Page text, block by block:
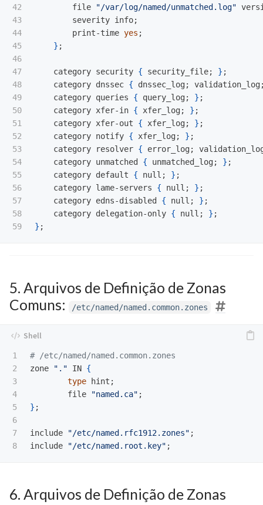
42
43
44
45
46
47
48
49
50
51
52
53
54
55
56
57
58
        file
"/var/log/named/unmatched.log"
        severity info
;
        print-time
yes ;
} ;
    category security
{ security_file; } ;
    category dnssec
{ dnssec_log; validation_log
    category queries
{ query_log; } ;
    category xfer-in
{ xfer_log; } ;
    category xfer-out
{ xfer_log; } ;
    category notify
{ xfer_log; } ;
    category resolver
{ error_log;
    category unmatched
{ unmatched_log; } ;
    category default
{ null ; } ;
    category lame-servers
{ null ; } ;
    category edns-disabled
{ null ; } ;
    category delegation-only
{ null ; } ;
} ;
5. Arquivos de Definição de Zonas
Comuns:
/etc/named/named.common.zones
1
2
3
4
5
6
7
# /etc/named/named.common.zones
zone
"." IN {
type
hint ;
	file
"named.ca" ;
} ;
include "/etc/named.rfc1912.zones" ;
include
"/etc/named.root.key" ;
6. Arquivos de Definição de Zonas